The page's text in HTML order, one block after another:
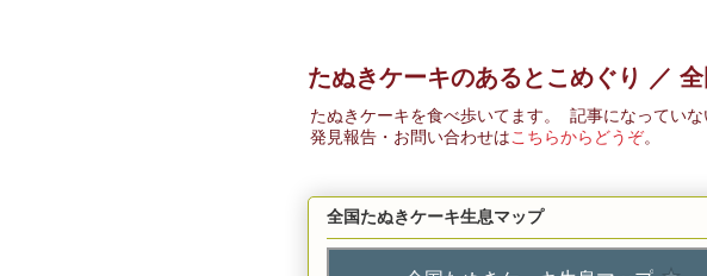
たぬきケーキのあるとこめぐり ／
たぬきケーキを食べ歩いてます。 記事になっていな
発見報告・お問い合わせはこちらからどうぞ。
全国たぬきケーキ生息マップ